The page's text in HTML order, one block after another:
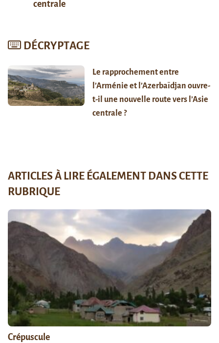
centrale
DÉCRYPTAGE
Le rapprochement entre
l’Arménie et l’Azerbaïdjan ouvre-
t-il une nouvelle route vers l’Asie
centrale ?
ARTICLES À LIRE ÉGALEMENT DANS CETTE
RUBRIQUE
Crépuscule